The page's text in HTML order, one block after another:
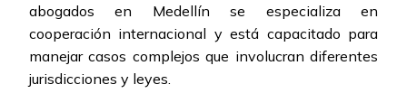
abogados en Medellín se especializa en
cooperación internacional y está capacitado para
manejar casos complejos que involucran diferentes
jurisdicciones y leyes.